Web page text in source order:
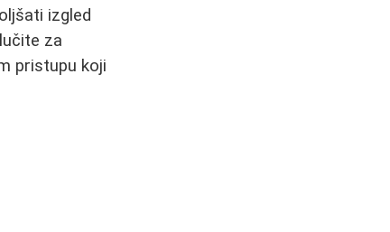
izgled
za
pristupu koji